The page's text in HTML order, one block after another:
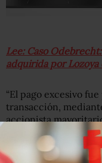
Lee: Caso
adquirida por Lozoya
“El pago excesivo
transacción,
accionista
Fabio Massimo
fideicomiso 470
de compraventa. Ese